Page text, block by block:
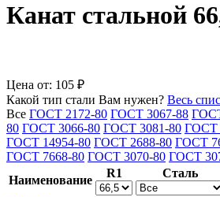
Канат стальной
Цена от: 105 ₽
Какой тип стали Вам нужен? Весь
Все ГОСТ 2172-80 ГОСТ 3067-88
80 ГОСТ 3066-80 ГОСТ 3081-80 ГОСТ
ГОСТ 14954-80 ГОСТ 2688-80 ГОСТ
ГОСТ 7668-80 ГОСТ 3070-80 ГОСТ
Наименование
R1 Сталь